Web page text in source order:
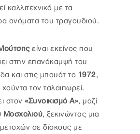
καλλιτεχνικά με τα
ονόματα του τραγουδιού.
είναι εκείνος που
στην επανάκαμψή του
και στις μπουάτ το 1972,
τον ταλαιπωρεί.
στον «Συνοικισμό Α», μαζί
Μοσχολιού, ξεκινώντας μια
σε δίσκους με